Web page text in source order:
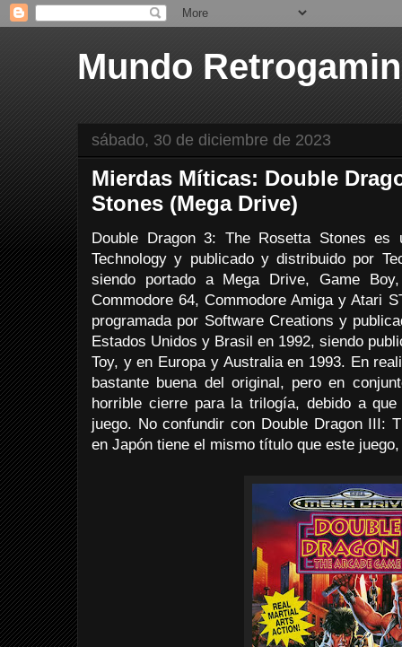
Mundo
sábado, 30 de diciembre de 2023
Mierdas Míticas: Double
Stones (Mega Drive)
Double Dragon 3: The Rosetta Stones es
Technology y publicado y distribuido por
siendo portado a Mega Drive, Game
Commodore 64, Commodore Amiga y Atari
programada por Software Creations y
Estados Unidos y Brasil en 1992, siendo
Toy, y en Europa y Australia en 1993. En
bastante buena del original, pero en
horrible cierre para la trilogía, debido a
juego. No confundir con Double Dragon III:
en Japón tiene el mismo título que este